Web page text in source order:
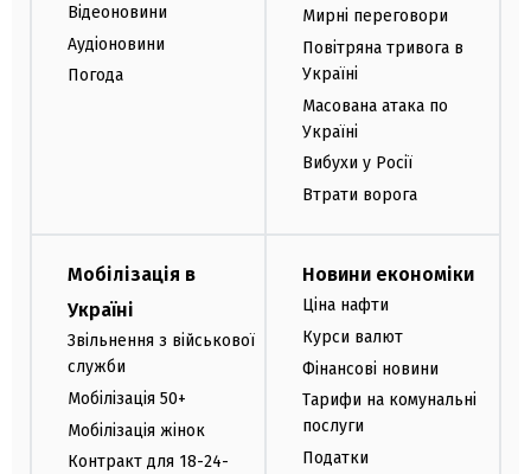
Відеоновини
Аудіоновини
Погода
Мирні переговори
Повітряна тривога в
Україні
Масована атака по
Україні
Вибухи у Росії
Втрати ворога
Мобілізація в
Україні
Звільнення з військової
служби
Мобілізація 50+
Мобілізація жінок
Контракт для 18-24-
Новини економіки
Ціна нафти
Курси валют
Фінансові новини
Тарифи на комунальні
послуги
Податки